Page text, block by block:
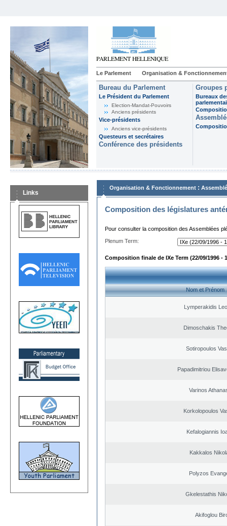
Le Parlement Organisation &
Bureau du Parlement
Le Président du Parlement
Election-Mandat-Pouvoirs
Anciens présidents
Vice-présidents
Anciens vice-présidents
Questeurs et secrétaires
Conférence des présidents
Groupes
Bureaux
Links
Organisation & Fonctionnement :
Composition des législatures
Pour consulter la composition des Assemblées
Plenum Term:
Composition finale de IXe Term (22/09/1996 -
Nom et Prénom
Lymperakidis
Dimoschakis
Sotiropoulos
Papadimitriou
Varinos
Korkolopoulos
Kefalogiannis
Kakkalos
Polyzos
Gkelestathis
Akifoglou